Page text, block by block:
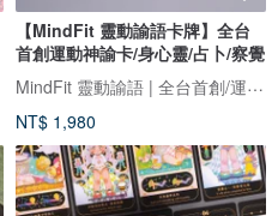
【MindFit 靈動諭語卡牌】全台
首創運動神諭卡/身心靈/占卜/察覺
MindFit 靈動諭語 | 全台首創/運動x心靈/的神諭卡牌！
NT$ 1,980